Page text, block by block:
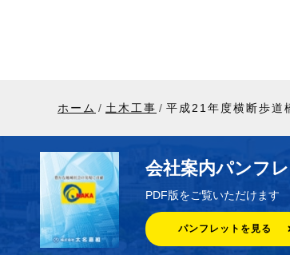
ホーム 土木工事 平成21年度横断歩道
会社案内パンフ
PDF版をご覧いただけます
パンフレットを見る